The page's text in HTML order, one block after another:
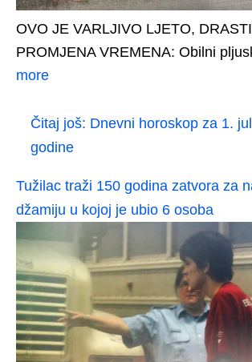
OVO JE VARLJIVO LJETO,
PROMJENA VREMENA: Obilni
more
Čitaj još: Dnevni horoskop za 1.
godine
Tužilac traži 150 godina zatvora za
džamiju u kojoj je ubio 6 osoba